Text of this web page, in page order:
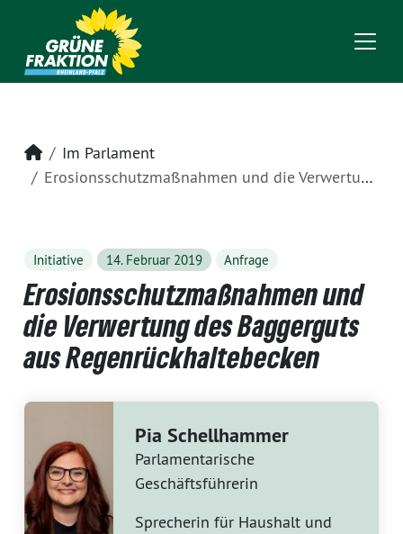
Startseite
Im Parlament
Erosionsschutzmaßnahmen und die Verwertung des Baggerguts aus Regenrückhaltebecken
Initiative 14. Februar 2019 Anfrage
Erosionsschutzmaßnahmen und
die Verwertung des Baggerguts
aus Regenrückhaltebecken
Pia Schellhammer
Parlamentarische
Geschäftsführerin
Sprecherin für Haushalt und